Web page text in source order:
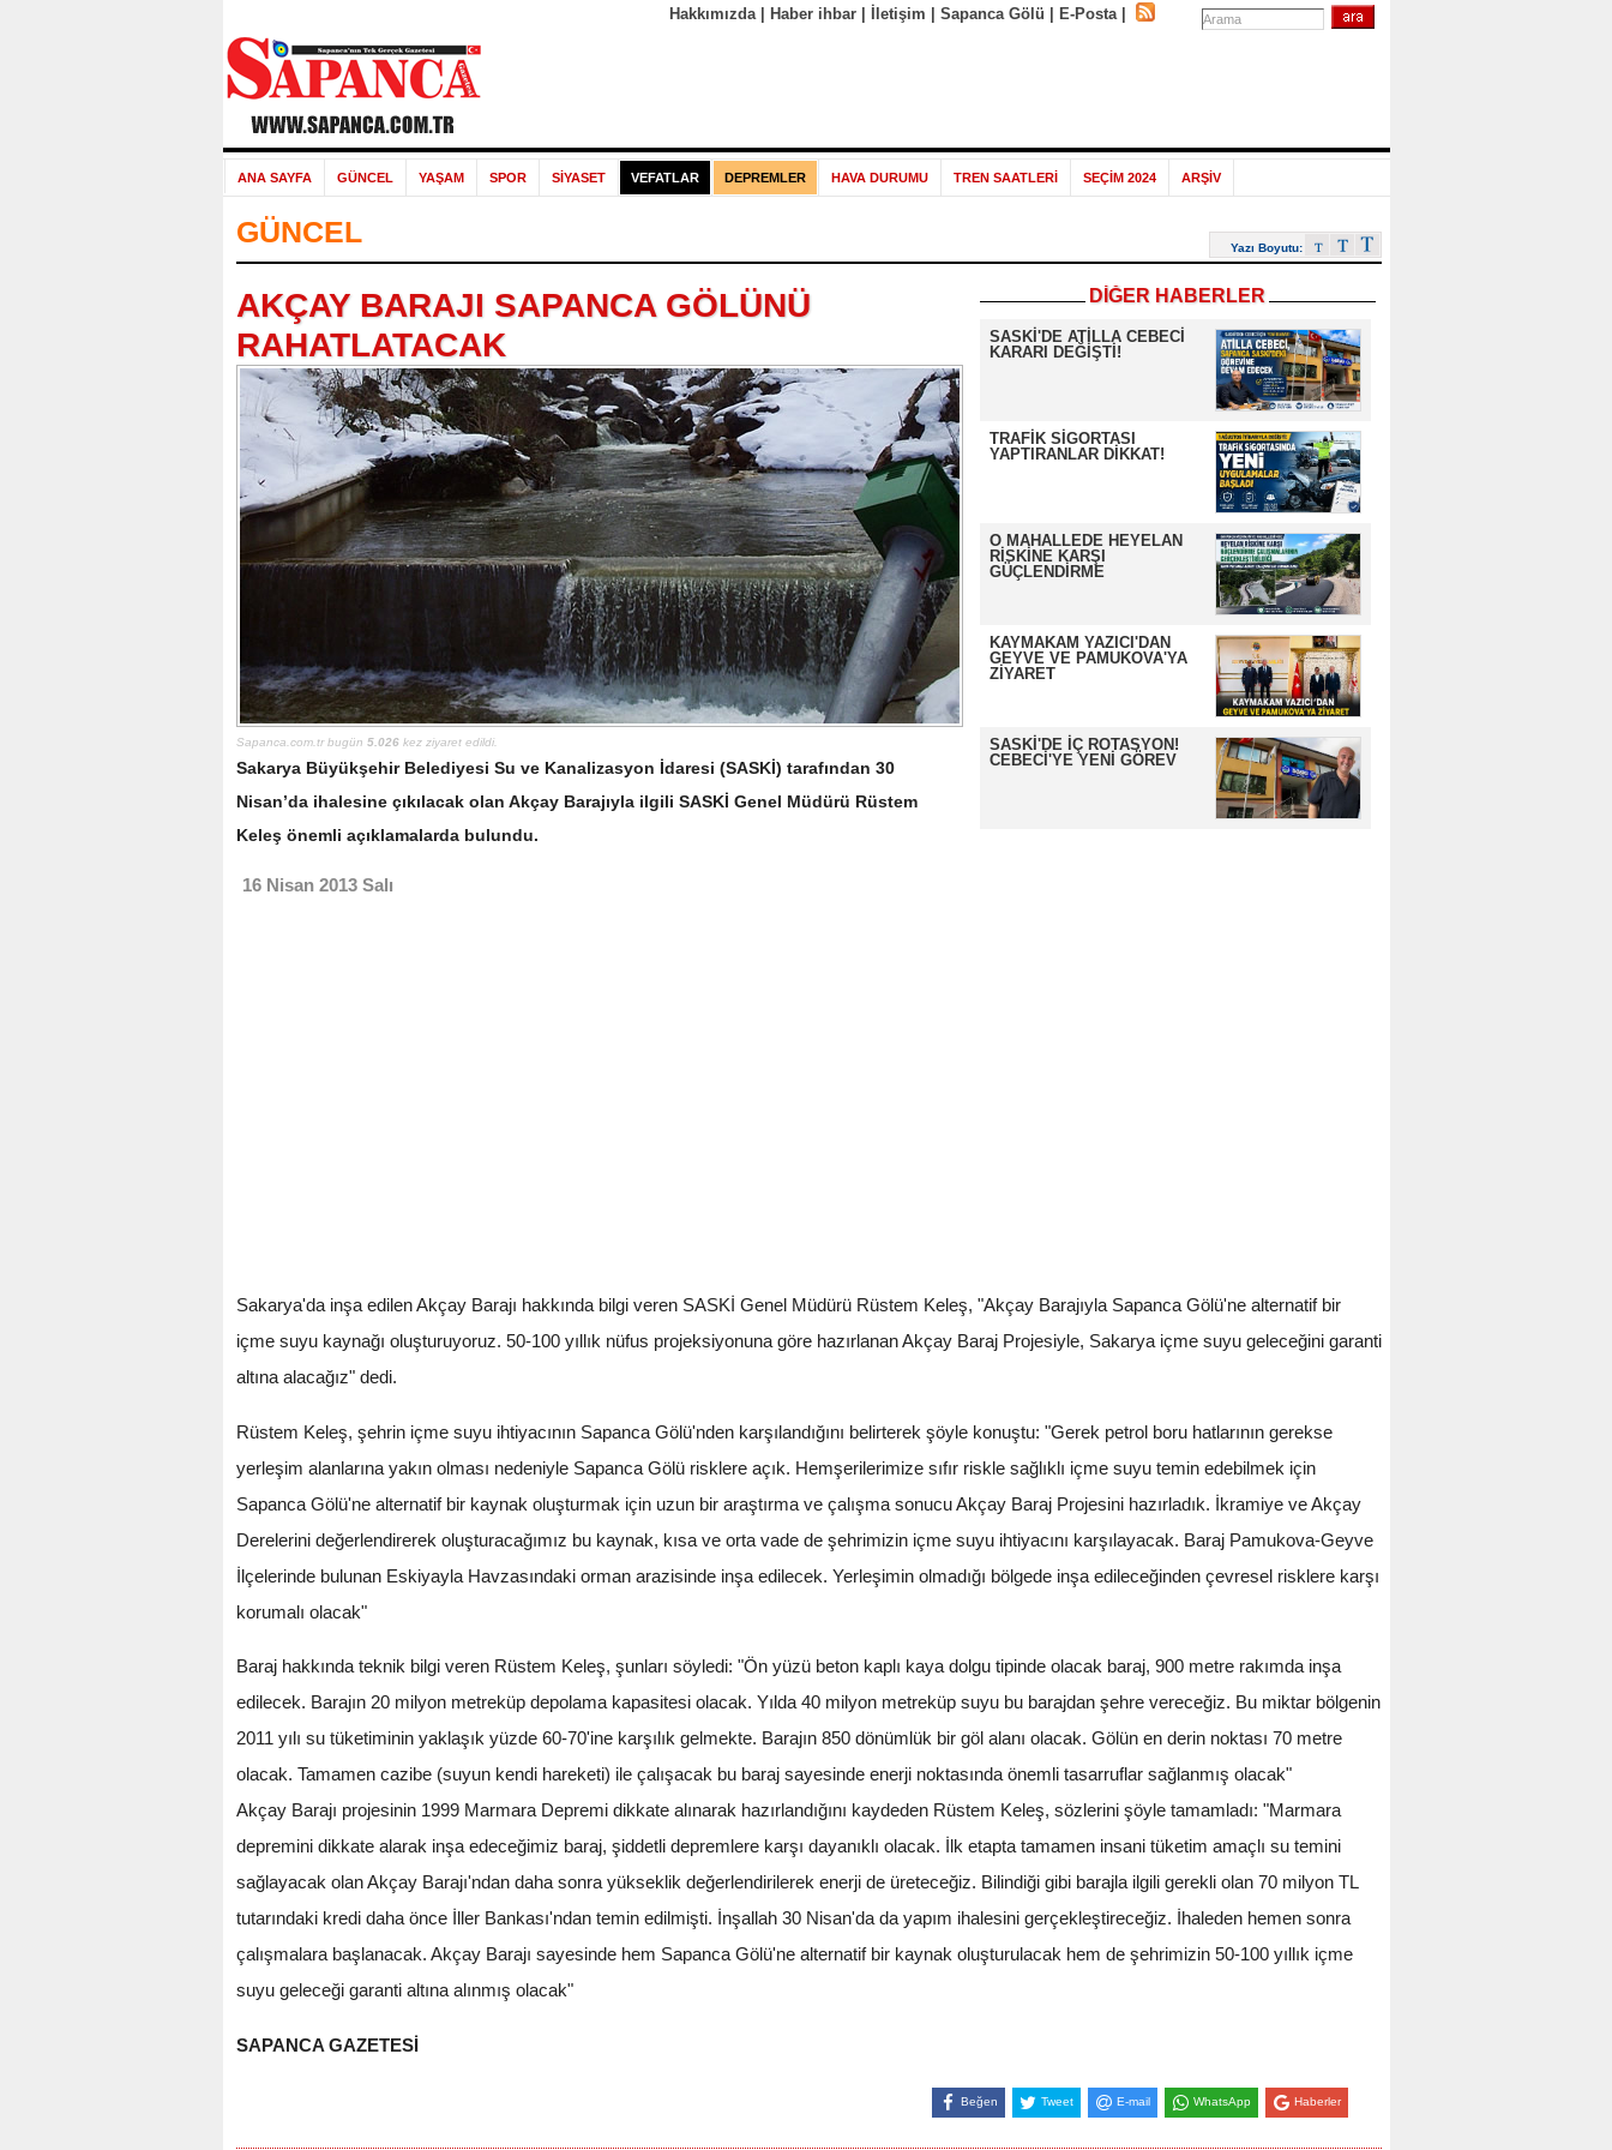
Hakkımızda| Haber ihbar| İletişim Sapanca Gölü E-Posta|
ANA SAYFA GÜNCEL YAŞAM SPOR SİYASET VEFATLAR DEPREMLER HAVA DURUMU TREN SAATLERİ SEÇİM 2024 ARŞİV
GÜNCEL Yazı Boyutu:
DİĞER HABERLER
SASKİ'DE ATİLLA CEBECİ
KARARI DEĞİŞTİ!
TRAFİK SİGORTASI
YAPTIRANLAR DİKKAT!
O MAHALLEDE HEYELAN
RİSKİNE KARŞI
GÜÇLENDİRME
KAYMAKAM YAZICI'DAN
GEYVE VE PAMUKOVA'YA
ZİYARET
SASKİ'DE İÇ ROTASYON!
CEBECİ'YE YENİ GÖREV
AKÇAY BARAJI SAPANCA GÖLÜNÜ
RAHATLATACAK
Sapanca.com.tr bugün 5.026kez ziyaret edildi.
Sakarya Büyükşehir Belediyesi Su ve Kanalizasyon İdaresi (SASKİ) tarafından 30
Nisan’da ihalesine çıkılacak olan Akçay Barajıyla ilgili SASKİ Genel Müdürü Rüstem
Keleş önemli açıklamalarda bulundu.
16 Nisan 2013 Salı
Sakarya'da inşa edilen Akçay Barajı hakkında bilgi veren SASKİ Genel Müdürü Rüstem Keleş, "Akçay Barajıyla Sapanca Gölü'ne alternatif bir
içme suyu kaynağı oluşturuyoruz. 50-100 yıllık nüfus projeksiyonuna göre hazırlanan Akçay Baraj Projesiyle, Sakarya içme suyu geleceğini garanti
altına alacağız" dedi.
Rüstem Keleş, şehrin içme suyu ihtiyacının Sapanca Gölü'nden karşılandığını belirterek şöyle konuştu: "Gerek petrol boru hatlarının gerekse
yerleşim alanlarına yakın olması nedeniyle Sapanca Gölü risklere açık. Hemşerilerimize sıfır riskle sağlıklı içme suyu temin edebilmek için
Sapanca Gölü'ne alternatif bir kaynak oluşturmak için uzun bir araştırma ve çalışma sonucu Akçay Baraj Projesini hazırladık. İkramiye ve Akçay
Derelerini değerlendirerek oluşturacağımız bu kaynak, kısa ve orta vade de şehrimizin içme suyu ihtiyacını karşılayacak. Baraj Pamukova-Geyve
İlçelerinde bulunan Eskiyayla Havzasındaki orman arazisinde inşa edilecek. Yerleşimin olmadığı bölgede inşa edileceğinden çevresel risklere karşı
korumalı olacak"
Baraj hakkında teknik bilgi veren Rüstem Keleş, şunları söyledi: "Ön yüzü beton kaplı kaya dolgu tipinde olacak baraj, 900 metre rakımda inşa
edilecek. Barajın 20 milyon metreküp depolama kapasitesi olacak. Yılda 40 milyon metreküp suyu bu barajdan şehre vereceğiz. Bu miktar bölgenin
2011 yılı su tüketiminin yaklaşık yüzde 60-70'ine karşılık gelmekte. Barajın 850 dönümlük bir göl alanı olacak. Gölün en derin noktası 70 metre
olacak. Tamamen cazibe (suyun kendi hareketi) ile çalışacak bu baraj sayesinde enerji noktasında önemli tasarruflar sağlanmış olacak"
Akçay Barajı projesinin 1999 Marmara Depremi dikkate alınarak hazırlandığını kaydeden Rüstem Keleş, sözlerini şöyle tamamladı: "Marmara
depremini dikkate alarak inşa edeceğimiz baraj, şiddetli depremlere karşı dayanıklı olacak. İlk etapta tamamen insani tüketim amaçlı su temini
sağlayacak olan Akçay Barajı'ndan daha sonra yükseklik değerlendirilerek enerji de üreteceğiz. Bilindiği gibi barajla ilgili gerekli olan 70 milyon TL
tutarındaki kredi daha önce İller Bankası'ndan temin edilmişti. İnşallah 30 Nisan'da da yapım ihalesini gerçekleştireceğiz. İhaleden hemen sonra
çalışmalara başlanacak. Akçay Barajı sayesinde hem Sapanca Gölü'ne alternatif bir kaynak oluşturulacak hem de şehrimizin 50-100 yıllık içme
suyu geleceği garanti altına alınmış olacak"
SAPANCA GAZETESİ
Beğen Tweet E-mail WhatsApp Haberler